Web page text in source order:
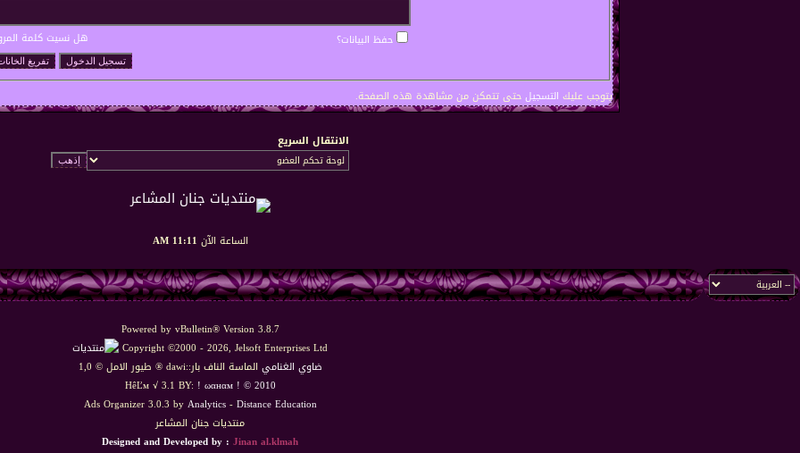
هل نسيت كلمة حفظ البيانات؟
يتوجب عليك التسجيلحتى تتمكن من مشاهدة هذه الصفحة.
الانتقال السريع
الساعة الآن 11:11 AM
Powered by vBulletin® Version 3.8.7
Copyright ©2000 - 2026, Jelsoft Enterprises Ltd
ضاوي الغنامي الماسة الناف بار::dawi ® طيور الامل © 1,0
HêĽм √ 3.1 BY: ! ωαнαм ! © 2010
Ads Organizer 3.0.3 byAnalytics-Distance Education
منتديات جنان المشاعر
Designed and Developed by : Jinan al.klmah